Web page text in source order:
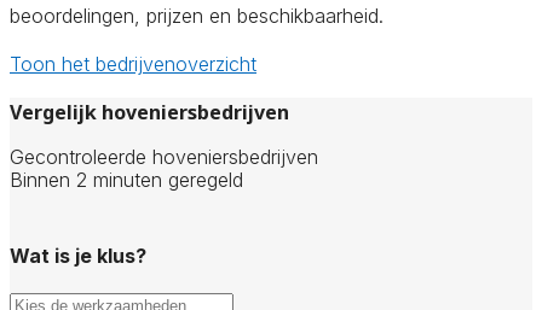
beoordelingen, prijzen en beschikbaarheid.
Toon het bedrijvenoverzicht
Vergelijk hoveniersbedrijven
Gecontroleerde hoveniersbedrijven
Binnen 2 minuten geregeld
Wat is je klus?